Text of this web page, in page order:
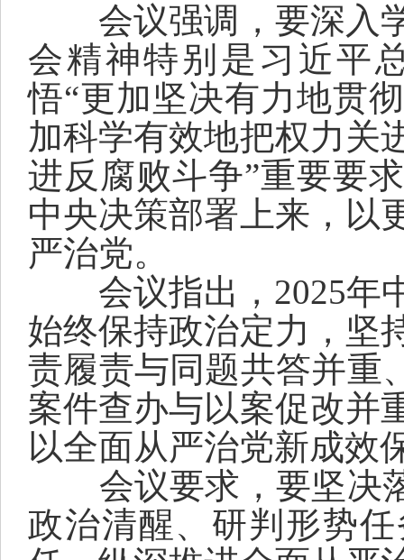
会议强调，要深入
会精神特别 是习近平
悟“更加坚决有力地贯
加科学有效地把权力关
进反腐败斗争”重要要
中央决策部署上来 ， 以
严治党。
会议指出， 2025年
始终保持政治定力， 坚
责履责与同题共答并重
案件查办与以案促改并
以全面从严治党新成效
会议要求，要坚决
政治清醒、研判形势任